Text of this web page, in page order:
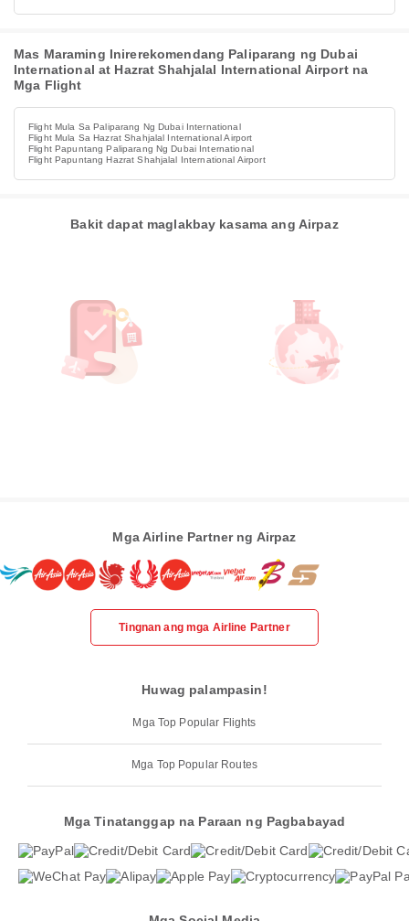
Mas Maraming Inirerekomendang Paliparang ng Dubai
International at Hazrat Shahjalal International Airport na
Mga Flight
Flight Mula Sa Paliparang Ng Dubai International
Flight Mula Sa Hazrat Shahjalal International Airport
Flight Papuntang Paliparang Ng Dubai International
Flight Papuntang Hazrat Shahjalal International Airport
Bakit dapat maglakbay kasama ang Airpaz
Mga Airline Partner ng Airpaz
Tingnan ang mga Airline Partner
Huwag palampasin!
Mga Top Popular Flights
Mga Top Popular Routes
Mga Tinatanggap na Paraan ng Pagbabayad